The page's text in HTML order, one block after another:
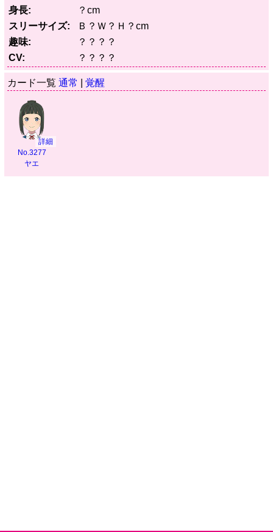
身長
？cm
スリーサイズ
Ｂ？Ｗ？Ｈ？cm
趣味
？？？？
CV
？？？？
カード一覧 通常 覚醒
詳細
No.3277
ヤエ